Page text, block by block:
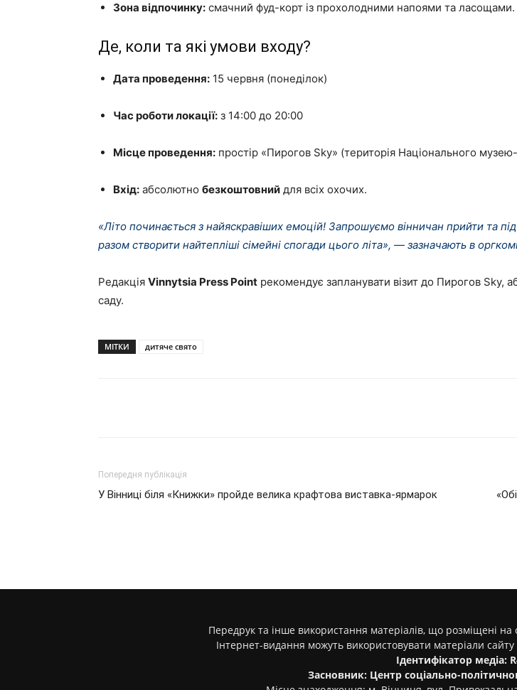
Зона відпочинку: смачний фуд-корт із прохолодними напоями та ласощами.
Де, коли та які умови входу?
Дата проведення: 15 червня (понеділок)
Час роботи локації: з 14:00 до 20:00
Місце проведення: простір «Пирогов Sky» (територія Національного
Вхід: абсолютно безкоштовний для всіх охочих.
«Літо починається з найяскравіших емоцій! Запрошуємо вінничан прийти та
разом створити найтепліші сімейні спогади цього літа», — зазначають в
Редакція Vinnytsia Press Point рекомендує запланувати візит до Пирогов Sky,
саду.
МІТКИ дитяче свято
Попередня публікація
У Вінниці біля «Книжки» пройде велика крафтова виставка-ярмарок
Передрук та інше використання матеріалів, що розміщені
Інтернет-видання можуть використовувати матеріали
Ідентифікатор медіа:
Засновник: Центр соціально-